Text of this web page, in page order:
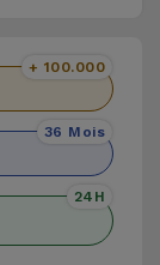
+ 100.000
36 Mois
24H